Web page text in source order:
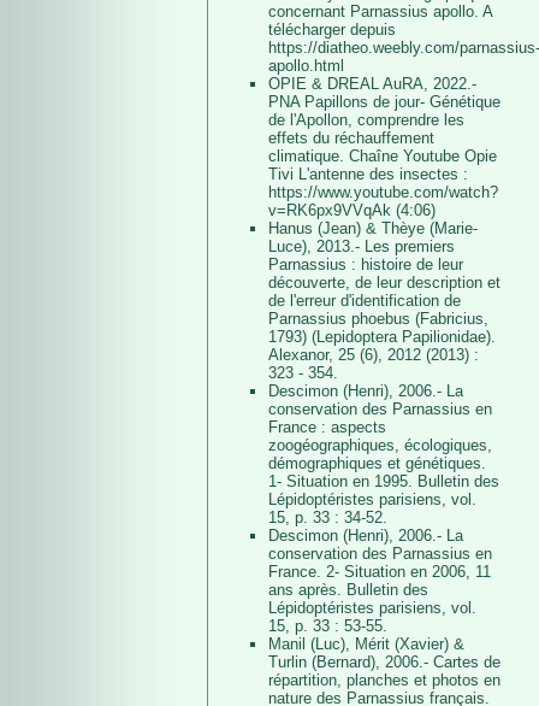
concernant Parnassius apollo. A
télécharger depuis
https://diatheo.weebly.com/parnassius-
apollo.html
OPIE & DREAL AuRA, 2022.-
PNA Papillons de jour- Génétique
de l'Apollon, comprendre les
effets du réchauffement
climatique. Chaîne Youtube Opie
Tivi L'antenne des insectes :
https://www.youtube.com/watch?
v=RK6px9VVqAk (4:06)
Hanus (Jean) & Thèye (Marie-
Luce), 2013.- Les premiers
Parnassius : histoire de leur
découverte, de leur description et
de l'erreur d'identification de
Parnassius phoebus (Fabricius,
1793) (Lepidoptera Papilionidae).
Alexanor, 25 (6), 2012 (2013) :
323 - 354.
Descimon (Henri), 2006.- La
conservation des Parnassius en
France : aspects
zoogéographiques, écologiques,
démographiques et génétiques.
1- Situation en 1995. Bulletin des
Lépidoptéristes parisiens, vol.
15, p. 33 : 34-52.
Descimon (Henri), 2006.- La
conservation des Parnassius en
France. 2- Situation en 2006, 11
ans après. Bulletin des
Lépidoptéristes parisiens, vol.
15, p. 33 : 53-55.
Manil (Luc), Mérit (Xavier) &
Turlin (Bernard), 2006.- Cartes de
répartition, planches et photos en
nature des Parnassius français.